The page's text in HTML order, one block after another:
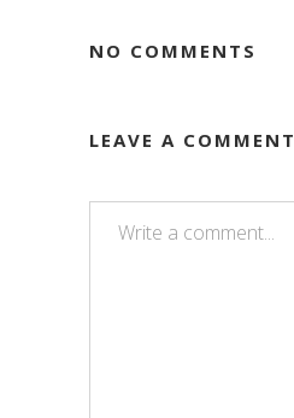
NO COMMENTS
LEAVE A COMMENT